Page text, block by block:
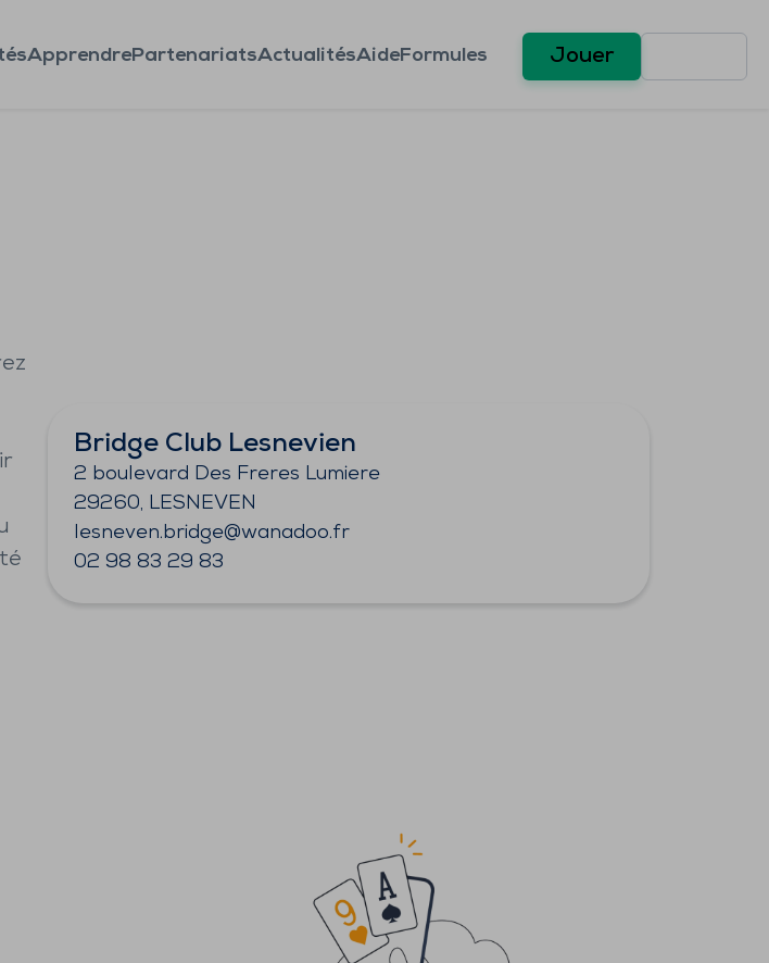
ApprendrePartenariatsActualitésAideFormules Jouer
Bridge Club Lesnevien
2 boulevard Des Freres Lumiere
29260, LESNEVEN
lesneven.bridge@wanadoo.fr
02 98 83 29 83